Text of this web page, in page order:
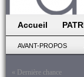
Accueil
AVANT-PROPOS
« Dernière chance